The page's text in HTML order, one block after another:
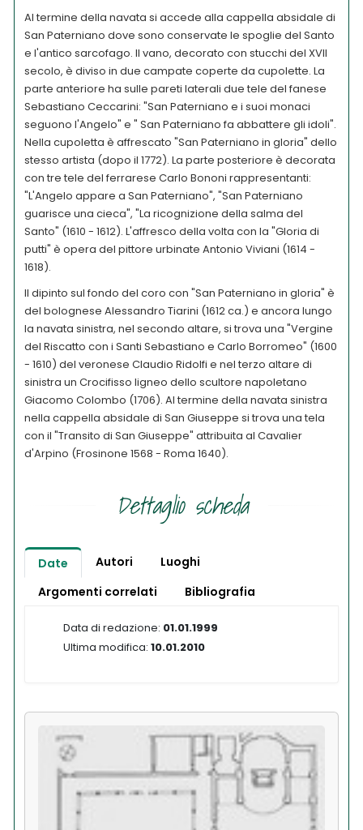
Al termine della navata si accede alla cappella absidale di
San Paterniano dove sono conservate le spoglie del Santo
e l'antico sarcofago. Il vano, decorato con stucchi del XVII
secolo, è diviso in due campate coperte da cupolette. La
parte anteriore ha sulle pareti laterali due tele del fanese
Sebastiano Ceccarini: "San Paterniano e i suoi monaci
seguono l'Angelo" e " San Paterniano fa abbattere gli idoli".
Nella cupoletta è affrescato "San Paterniano in gloria" dello
stesso artista (dopo il 1772). La parte posteriore è decorata
con tre tele del ferrarese Carlo Bononi rappresentanti:
"L'Angelo appare a San Paterniano", "San Paterniano
guarisce una cieca", "La ricognizione della salma del
Santo" (1610 - 1612). L'affresco della volta con la "Gloria di
putti" è opera del pittore urbinate Antonio Viviani (1614 -
1618).
Il dipinto sul fondo del coro con "San Paterniano in gloria" è
del bolognese Alessandro Tiarini (1612 ca.) e ancora lungo
la navata sinistra, nel secondo altare, si trova una "Vergine
del Riscatto con i Santi Sebastiano e Carlo Borromeo" (1600
- 1610) del veronese Claudio Ridolfi e nel terzo altare di
sinistra un Crocifisso ligneo dello scultore napoletano
Giacomo Colombo (1706). Al termine della navata sinistra
nella cappella absidale di San Giuseppe si trova una tela
con il "Transito di San Giuseppe" attribuita al Cavalier
d'Arpino (Frosinone 1568 - Roma 1640).
Dettaglio scheda
Date Autori
Luoghi
Argomenti correlati
Bibliografia
Data di redazione: 01.01.1999
Ultima modifica: 10.01.2010